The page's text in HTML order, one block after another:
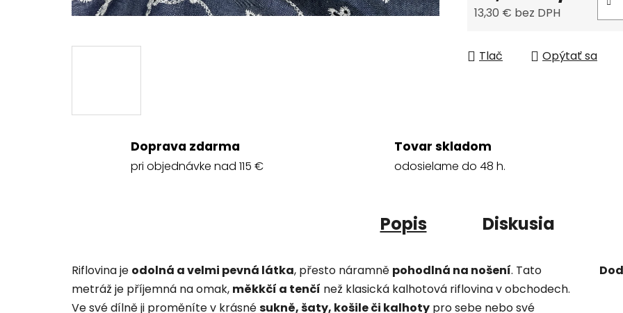
13,30 € bez DPH
Tlač
Opýtať sa
Doprava zdarma
pri objednávke nad 115 €
Tovar skladom
odosielame do 48 h.
Popis Diskusia
Riflovina je odolná a velmi pevná látka, přesto náramně pohodlná na nošení. Tato
metráž je příjemná na omak, měkkčí a tenčí než klasická kalhotová riflovina v obchodech.
Ve své dílně ji proměníte v krásnésukně, šaty, košile či kalhoty pro sebe nebo své